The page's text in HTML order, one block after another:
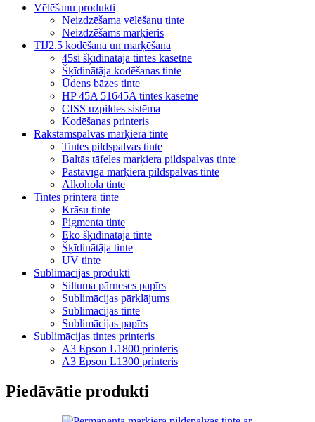
Vēlēšanu produkti
Neizdzēšama vēlēšanu tinte
Neizdzēšams marķieris
TIJ2.5 kodēšana un marķēšana
45si šķīdinātāja tintes kasetne
Šķīdinātāja kodēšanas tinte
Ūdens bāzes tinte
HP 45A 51645A tintes kasetne
CISS uzpildes sistēma
Kodēšanas printeris
Rakstāmspalvas marķiera tinte
Tintes pildspalvas tinte
Baltās tāfeles marķiera pildspalvas tinte
Pastāvīgā marķiera pildspalvas tinte
Alkohola tinte
Tintes printera tinte
Krāsu tinte
Pigmenta tinte
Eko šķīdinātāja tinte
Šķīdinātāja tinte
UV tinte
Sublimācijas produkti
Siltuma pārneses papīrs
Sublimācijas pārklājums
Sublimācijas tinte
Sublimācijas papīrs
Sublimācijas tintes printeris
A3 Epson L1800 printeris
A3 Epson L1300 printeris
Piedāvātie produkti